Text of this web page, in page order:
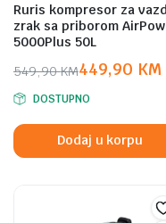
Ruris kompresor za
zrak sa priborom
5000Plus 50L
549,90KM
Original
price
was:
549,90 KM.
449,90 KM
Current
price
is:
449,90 KM.
DOSTUPNO
Dodaj u korpu